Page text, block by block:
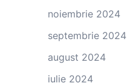
noiembrie 2024
septembrie 2024
august 2024
iulie 2024